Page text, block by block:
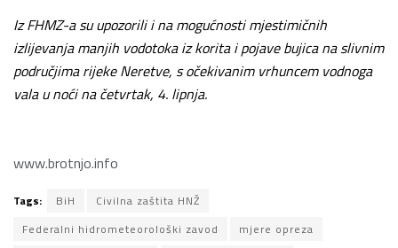
Iz FHMZ-a su upozorili i na mogućnosti mjestimičnih
izlijevanja manjih vodotoka iz korita i pojave bujica na slivnim
područjima rijeke Neretve, s očekivanim vrhuncem vodnoga
vala u noći na četvrtak, 4. lipnja.
www.brotnjo.info
Tags: BiH
Civilna zaštita HNŽ
Federalni hidrometeorološki zavod
mjere opreza